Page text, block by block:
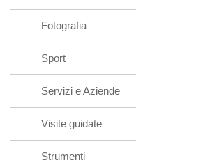
Fotografia
Sport
Servizi e Aziende
Visite guidate
Strumenti